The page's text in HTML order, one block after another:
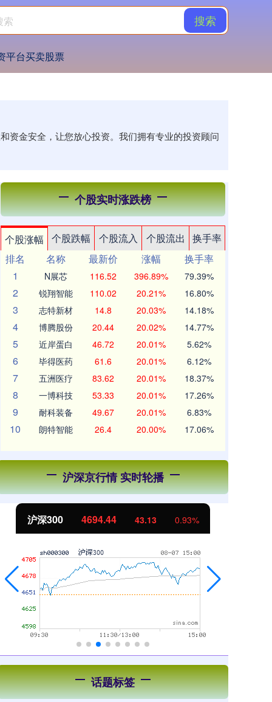
搜索
平台买卖股票
资金安全，让您放心投资。我们拥有专业的投资顾问
个股实时涨跌榜
个股涨幅 个股跌幅 个股流入 个股流出
换手率
排名
名称 最新价 涨幅
换手率
1
N展芯 116.52 396.89% 79.39%
2 锐翔智能 110.02 20.21% 16.80%
3 志特新材 14.8 20.03% 14.18%
4 博腾股份 20.44 20.02% 14.77%
5 近岸蛋白 46.72 20.01% 5.62%
6 毕得医药 61.6 20.01% 6.12%
7 五洲医疗 83.62 20.01% 18.37%
8 一博科技 53.33 20.01% 17.26%
9 耐科装备 49.67 20.01% 6.83%
10 朗特智能 26.4 20.00% 17.06%
沪深京行情 实时轮播
北证50 1134.24 11.37 1.01%
话题标签